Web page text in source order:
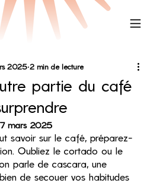
partie du café
2025 2 min de lecture
mars 2025
savoir sur le café, préparez-
Oubliez le cortado ou le
parle de cascara, une
de secouer vos habitudes